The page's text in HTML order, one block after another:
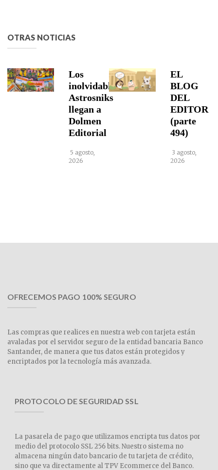
OTRAS NOTICIAS
Los
inolvidables
Astrosniks
llegan a
Dolmen
Editorial
5 agosto,
2026
EL
BLOG
DEL
EDITOR
(parte
494)
3 agosto,
2026
OFRECEMOS PAGO 100% SEGURO
Las compras que realices en nuestra web con tarjeta están
avaladas por el servidor seguro de la entidad bancaria Banco
Santander, de manera que tus datos están protegidos y
encriptados por la tecnología más avanzada.
PROTOCOLO DE SEGURIDAD SSL
La pasarela de pago que utilizamos encripta tus datos por
medio del protocolo SSL 256 bits. Nuestro sistema no
almacena ningún dato bancario de tu tarjeta de crédito,
sino que va directamente al TPV Ecommerce del Banco.